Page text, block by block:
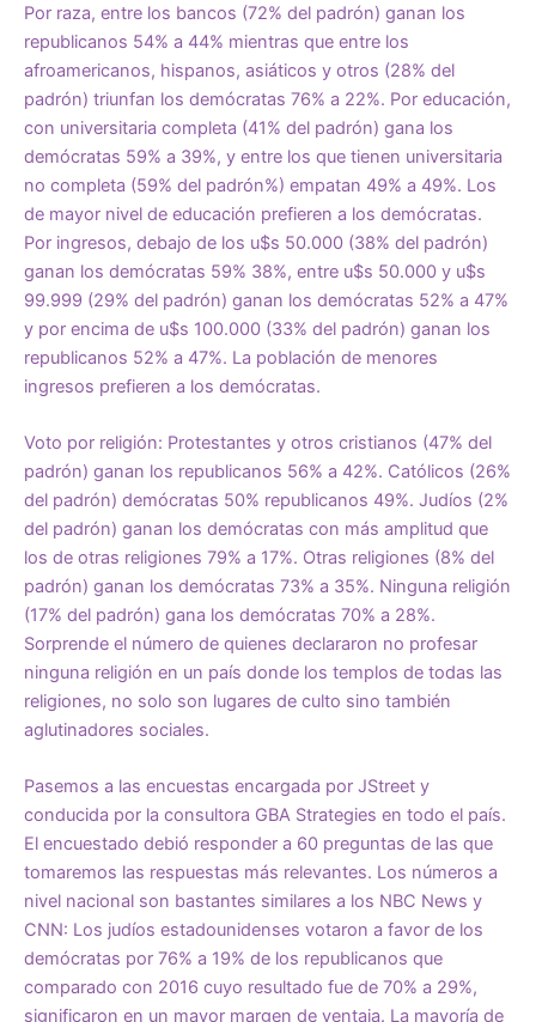
Por raza, entre los bancos (72% del padrón) ganan los
republicanos 54% a 44% mientras que entre los
afroamericanos, hispanos, asiáticos y otros (28% del
padrón) triunfan los demócratas 76% a 22%. Por educación,
con universitaria completa (41% del padrón) gana los
demócratas 59% a 39%, y entre los que tienen universitaria
no completa (59% del padrón%) empatan 49% a 49%. Los
de mayor nivel de educación prefieren a los demócratas.
Por ingresos, debajo de los u$s 50.000 (38% del padrón)
ganan los demócratas 59% 38%, entre u$s 50.000 y u$s
99.999 (29% del padrón) ganan los demócratas 52% a 47%
y por encima de u$s 100.000 (33% del padrón) ganan los
republicanos 52% a 47%. La población de menores
ingresos prefieren a los demócratas.
Voto por religión: Protestantes y otros cristianos (47% del
padrón) ganan los republicanos 56% a 42%. Católicos (26%
del padrón) demócratas 50% republicanos 49%. Judíos (2%
del padrón) ganan los demócratas con más amplitud que
los de otras religiones 79% a 17%. Otras religiones (8% del
padrón) ganan los demócratas 73% a 35%. Ninguna religión
(17% del padrón) gana los demócratas 70% a 28%.
Sorprende el número de quienes declararon no profesar
ninguna religión en un país donde los templos de todas las
religiones, no solo son lugares de culto sino también
aglutinadores sociales.
Pasemos a las encuestas encargada por JStreet y
conducida por la consultora GBA Strategies en todo el país.
El encuestado debió responder a 60 preguntas de las que
tomaremos las respuestas más relevantes. Los números a
nivel nacional son bastantes similares a los NBC News y
CNN: Los judíos estadounidenses votaron a favor de los
demócratas por 76% a 19% de los republicanos que
comparado con 2016 cuyo resultado fue de 70% a 29%,
significaron en un mayor margen de ventaja. La mayoría de